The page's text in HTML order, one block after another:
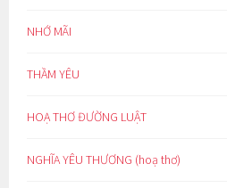
NHỚ MÃI
THẦM YÊU
HOẠ THƠ ĐƯỜNG LUẬT
NGHĨA YÊU THƯƠNG (hoạ thơ)